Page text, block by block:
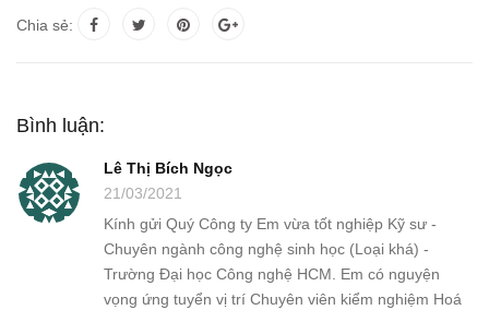
Chia sẻ:
Bình luận:
Lê Thị Bích Ngọc
21/03/2021
Kính gửi Quý Công ty Em vừa tốt nghiệp Kỹ sư -
Chuyên ngành công nghệ sinh học (Loại khá) -
Trường Đại học Công nghệ HCM. Em có nguyện
vọng ứng tuyển vị trí Chuyên viên kiểm nghiệm Hoá